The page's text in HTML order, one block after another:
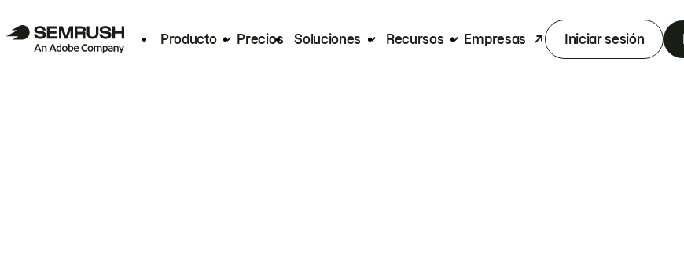
Producto Precios Soluciones Recursos Empresas Iniciar sesión